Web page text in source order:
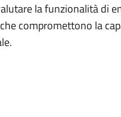
la funzionalità di
compromettono la